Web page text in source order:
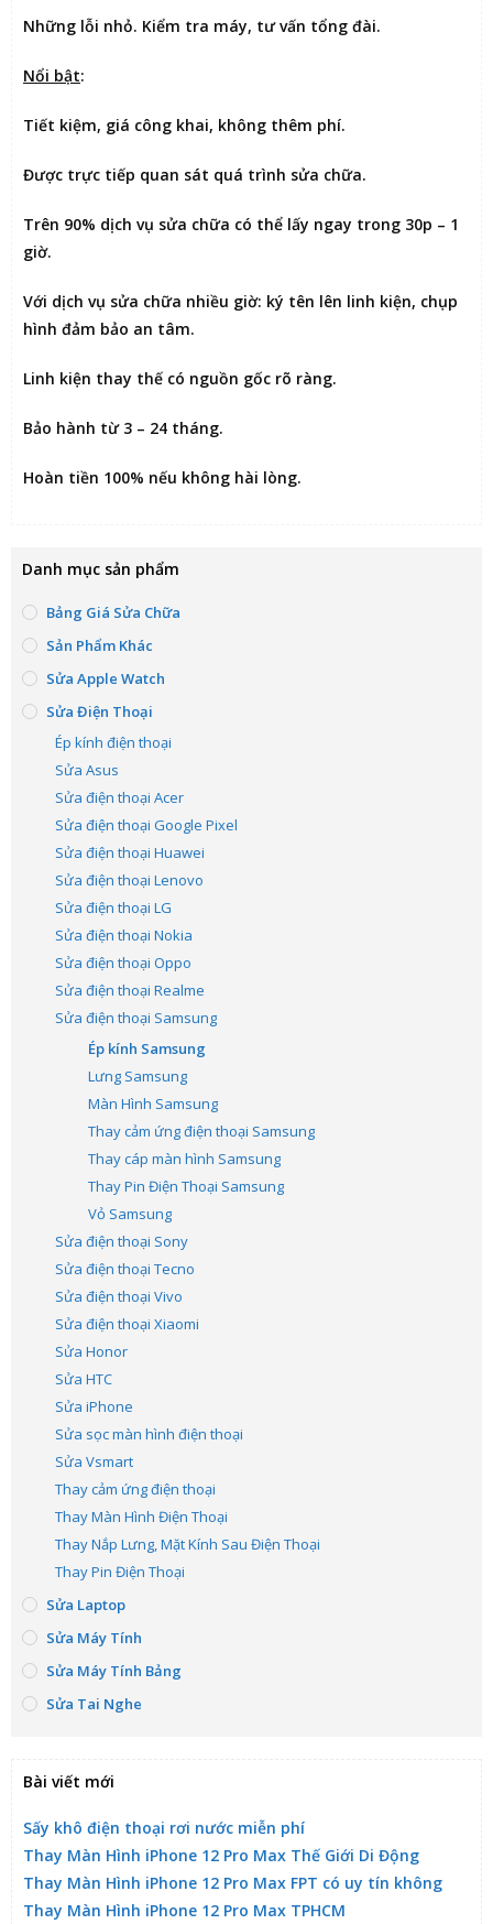
Những lỗi nhỏ. Kiểm tra máy, tư vấn tổng đài.
Nổi bật:
Tiết kiệm, giá công khai, không thêm phí.
Được trực tiếp quan sát quá trình sửa chữa.
Trên 90% dịch vụ sửa chữa có thể lấy ngay trong 30p – 1
giờ.
Với dịch vụ sửa chữa nhiều giờ: ký tên lên linh kiện, chụp
hình đảm bảo an tâm.
Linh kiện thay thế có nguồn gốc rõ ràng.
Bảo hành từ 3 – 24 tháng.
Hoàn tiền 100% nếu không hài lòng.
Danh mục sản phẩm
Bảng Giá Sửa Chữa
Sản Phẩm Khác
Sửa Apple Watch
Sửa Điện Thoại
Ép kính điện thoại
Sửa Asus
Sửa điện thoại Acer
Sửa điện thoại Google Pixel
Sửa điện thoại Huawei
Sửa điện thoại Lenovo
Sửa điện thoại LG
Sửa điện thoại Nokia
Sửa điện thoại Oppo
Sửa điện thoại Realme
Sửa điện thoại Samsung
Ép kính Samsung
Lưng Samsung
Màn Hình Samsung
Thay cảm ứng điện thoại Samsung
Thay cáp màn hình Samsung
Thay Pin Điện Thoại Samsung
Vỏ Samsung
Sửa điện thoại Sony
Sửa điện thoại Tecno
Sửa điện thoại Vivo
Sửa điện thoại Xiaomi
Sửa Honor
Sửa HTC
Sửa iPhone
Sửa sọc màn hình điện thoại
Sửa Vsmart
Thay cảm ứng điện thoại
Thay Màn Hình Điện Thoại
Thay Nắp Lưng, Mặt Kính Sau Điện Thoại
Thay Pin Điện Thoại
Sửa Laptop
Sửa Máy Tính
Sửa Máy Tính Bảng
Sửa Tai Nghe
Bài viết mới
Sấy khô điện thoại rơi nước miễn phí
Thay Màn Hình iPhone 12 Pro Max Thế Giới Di Động
Thay Màn Hình iPhone 12 Pro Max FPT có uy tín không
Thay Màn Hình iPhone 12 Pro Max TPHCM